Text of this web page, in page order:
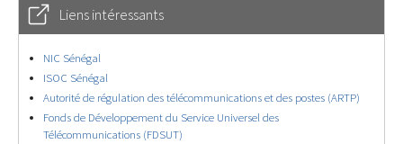
Liens intéressants
NIC Sénégal
ISOC Sénégal
Autorité de régulation des télécommunications et des postes (ARTP)
Fonds de Développement du Service Universel des
Télécommunications (FDSUT)